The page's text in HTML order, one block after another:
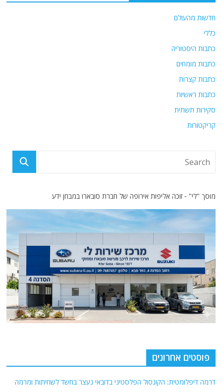
חדשות מהעולם
כללי
כתבות היסטוריה
כתבות מומחים
כתבות קצרות
כתבות ראשיות
סקירות תשתית
קריקטורות
מוסך "לי" - זוכה אליפות אירופה של חברת סובארו במבחן ידע
פוסטים אחרונים
דרמה דיפלומטית: הקונסול הפלסטיני בדובאי נעצר בחשד לשחיתות ומרמה